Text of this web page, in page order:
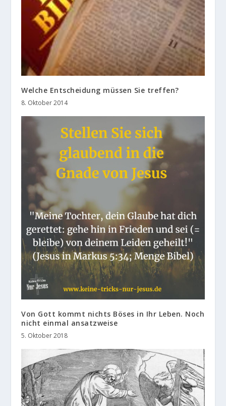
Welche Entscheidung müssen Sie treffen?
8. Oktober 2014
Von Gott kommt nichts Böses in Ihr Leben. Noch
nicht einmal ansatzweise
5. Oktober 2018